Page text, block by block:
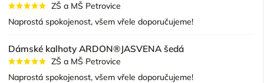
ZŠ a MŠ Petrovice
Naprostá spokojenost, všem vřele doporučujeme!
Dámské kalhoty ARDON®JASVENA šedá
ZŠ a MŠ Petrovice
Naprostá spokojenost, všem vřele doporučujeme!